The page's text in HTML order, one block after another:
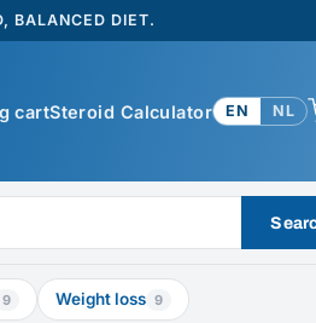
BALANCED DIET.
cartSteroid Calculator EN NL
9 Weight loss 9